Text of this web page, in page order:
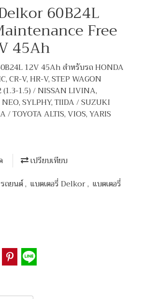
60B24L
Free
45Ah
12V 45Ah สำหรับรถ HONDA
CR-V, HR-V, STEP WAGON
(1.3-1.5) / NISSAN LIVINA,
SYLPHY, TIIDA / SUZUKI
/ TOYOTA ALTIS, VIOS, YARIS
เปรียบเทียบ
ถยนต์, แบตเตอรี่ Delkor, แบตเตอรี่